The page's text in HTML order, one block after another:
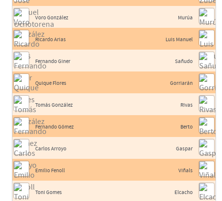
Voro González
Ricardo Arias
Fernando Giner
Quique Flores
Tomás González
Fernando Gómez
Carlos Arroyo
Emilio Fenoll
Toni Gomes
Murúa
Luis Manuel
Sañudo
Gorriarán
Rivas
Berto
Gaspar
Viñals
Elcacho